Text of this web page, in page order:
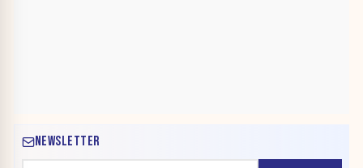
NEWSLETTER